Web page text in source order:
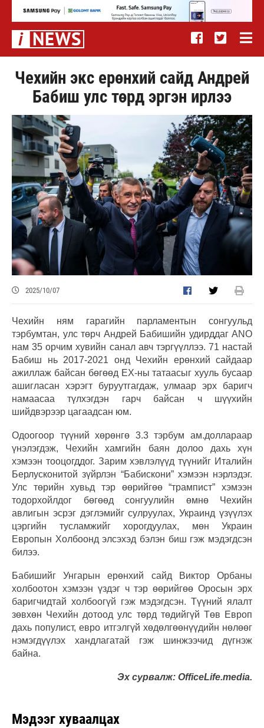
Чехийн экс ерөнхий сайд Андрей
Бабиш улс төрд эргэн ирлээ
2025/10/07
Чехийн ням гарагийн парламентын сонгуульд
тэрбумтан, улс төрч Андрей Бабишийн удирддаг ANO
нам 35 орчим хувийн санал авч тэргүүллээ. 71 настай
Бабиш нь 2017-2021 онд Чехийн ерөнхий сайдаар
ажиллаж байсан бөгөөд ЕХ-ны татаасыг хууль бусаар
ашигласан хэрэгт буруутгагдаж, улмаар эрх баригч
намаасаа түлхэгдэн гарч байсан ч шүүхийн
шийдвэрээр цагаадсан юм.
Одоогоор түүний хөрөнгө 3.3 тэрбум ам.доллараар
үнэлэгдэж, Чехийн хамгийн баян долоо дахь хүн
хэмээн тооцогддог. Зарим хэвлэлүүд түүнийг Италийн
Берлусконитой зүйрлэн “Бабискони” хэмээн нэрлэдэг.
Улс төрийн хувьд тэр өөрийгөө “трампист” хэмээн
тодорхойлдог бөгөөд сонгуулийн өмнө Чехийн
авлигын эсрэг дэглэмийг сулруулах, Украинд үзүүлэх
цэргийн тусламжийг хорогдуулах, мөн Украин
Европын Холбоонд элсэхэд бэлэн биш гэж мэдэгдсэн
билээ.
Бабишийг Унгарын ерөнхий сайд Виктор Орбаны
холбоотон хэмээн үздэг ч тэр өөрийгөө Оросын эрх
баригчидтай холбоогүй гэж мэдэгдсэн. Түүний ялалт
зөвхөн Чехийн дотоод улс төрд төдийгүй Төв Европ
дахь популист, евро итгэлгүй хөдөлгөөнүүдийн нөлөөг
нэмэгдүүлэх хандлагатай гэж шинжээчид дүгнэж
байна.
Эх сурвалж: OfficeLife.media.
Мэдээг хуваалцах